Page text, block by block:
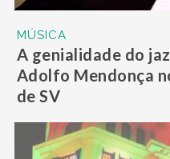
MÚSICA
A genialidade do
Adolfo Mendonça
de SV